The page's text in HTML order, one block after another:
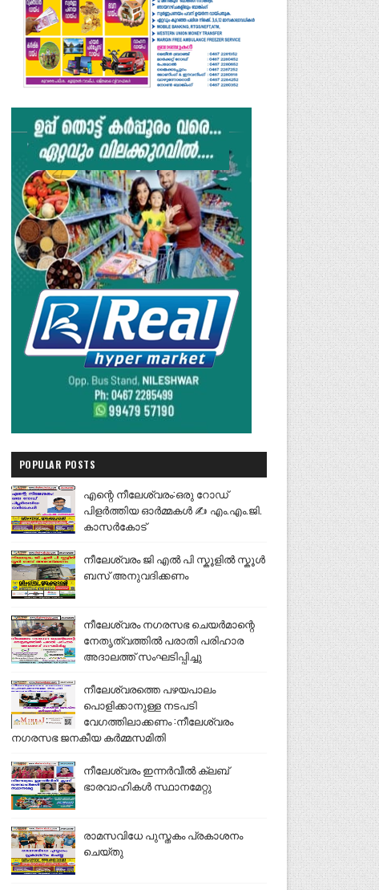
POPULAR POSTS
എന്റെ നീലേശ്വരം:ഒരു റോഡ്
പിളർത്തിയ ഓർമ്മകൾ ✍️ എം.എം.ജി.
കാസർകോട്
നീലേശ്വരം ജി എൽ പി സ്കൂളിൽ സ്കൂൾ
ബസ് അനുവദിക്കണം
നീലേശ്വരം നഗരസഭ ചെയർമാന്റെ
നേതൃത്വത്തിൽ പരാതി പരിഹാര
അദാലത്ത് സംഘടിപ്പിച്ചു
നീലേശ്വരത്തെ പഴയപാലം
പൊളിക്കാനുള്ള നടപടി
വേഗത്തിലാക്കണം :നീലേശ്വരം
നഗരസഭ ജനകീയ കർമ്മസമിതി
നീലേശ്വരം ഇന്നർവീൽ ക്ലബ്
ഭാരവാഹികൾ സ്ഥാനമേറ്റു
രാമസവിധേ പുസ്തകം പ്രകാശനം
ചെയ്തു